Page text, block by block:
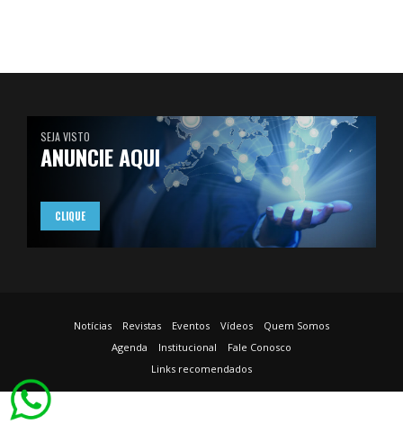
SEJA VISTO
ANUNCIE AQUI
CLIQUE
Notícias Revistas Eventos Vídeos
Quem Somos
Agenda
Institucional
Fale Conosco
Links recomendados